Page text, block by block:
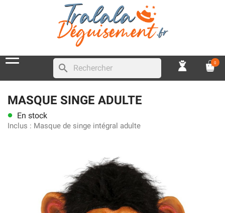
search 0
MASQUE SINGE ADULTE
lens En stock
Inclus : Masque de singe intégral adulte